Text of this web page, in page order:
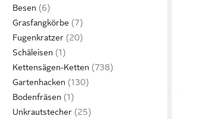
Besen
Grasfangkörbe
Fugenkratzer
Schäleisen
Kettensägen-Ketten
Gartenhacken
Bodenfräsen
Unkrautstecher